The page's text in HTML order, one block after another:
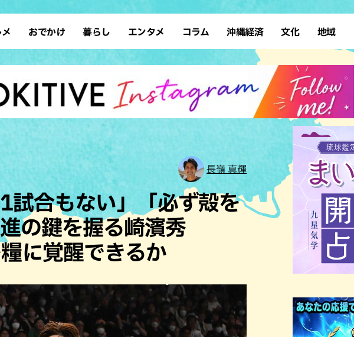
ン 沖縄そば
ウト カフェ
和食・日本料理
アジア・エスニック
イタリアン
フレンチ
・焼肉 焼鳥・串料理
肉料理 居酒屋・バー
イキング スイーツ
ガー タコス・タコライス
おでかけ
デート ドライブ
散歩 ソロ活
ショッピング
サウナ
沖縄の海
暮らし
レシピ SDGs
ファッション ローカルニュース
沖縄移住 沖縄旧暦行事
エンタメ
スポーツ 占い
タレント・芸人 テレビ
コラム 沖縄経済 文化
復帰50年
地域
本島北部
本島南部
北部離島
長嶺 真輝
試合もない」「必ず殻を
の鍵を握る崎濱秀
に覚醒できるか